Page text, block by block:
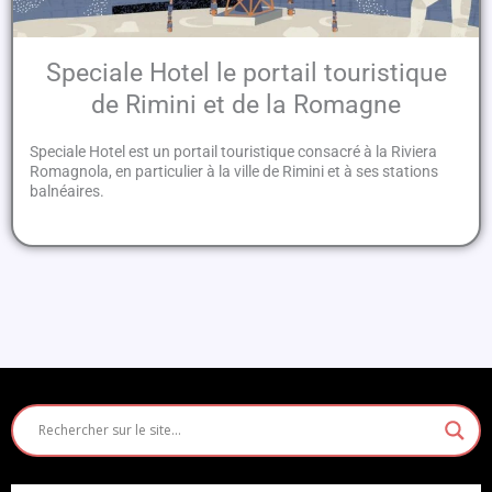
Speciale Hotel le portail touristique
de Rimini et de la Romagne
Speciale Hotel est un portail touristique consacré à la Riviera
Romagnola, en particulier à la ville de Rimini et à ses stations
balnéaires.